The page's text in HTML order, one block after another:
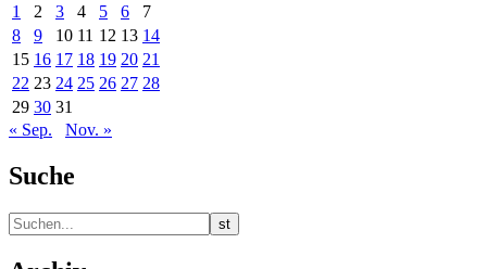
1
2 3 4 5 6
7
8
9 10 11 12 13 14
15 16 17 18 19 20 21
22 23 24 25 26 27 28
29 30 31
« Sep.
Nov. »
Suche